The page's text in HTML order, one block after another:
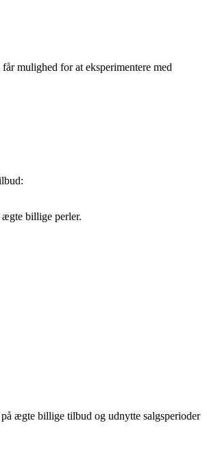
mulighed for at eksperimentere med
ægte billige perler.
ægte billige tilbud og udnytte salgsperioder